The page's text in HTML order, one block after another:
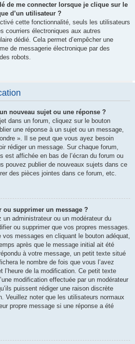
de me connecter lorsque je clique sur le
d’un utilisateur ?
cette fonctionnalité, seuls les utilisateurs
courriers électroniques aux autres
dédié. Cela permet d’empêcher une
de messagerie électronique par des
robots.
nouveau sujet ou une réponse ?
dans un forum, cliquez sur le bouton
une réponse à un sujet ou un message,
». Il se peut que vous ayez besoin
rédiger un message. Sur chaque forum,
est affichée en bas de l’écran du forum ou
pouvez publier de nouveaux sujets dans ce
des pièces jointes dans ce forum, etc.
ou supprimer un message ?
administrateur ou un modérateur du
ou supprimer que vos propres messages.
vos messages en cliquant le bouton adéquat,
après que le message initial ait été
à votre message, un petit texte situé
le nombre de fois que vous l’avez
l’heure de la modification. Ce petit texte
modification effectuée par un modérateur
puissent rédiger une raison discrète
Veuillez noter que les utilisateurs normaux
propre message si une réponse a été